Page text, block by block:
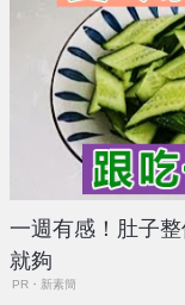
一週有感！肚子
就夠
PR・新素簡